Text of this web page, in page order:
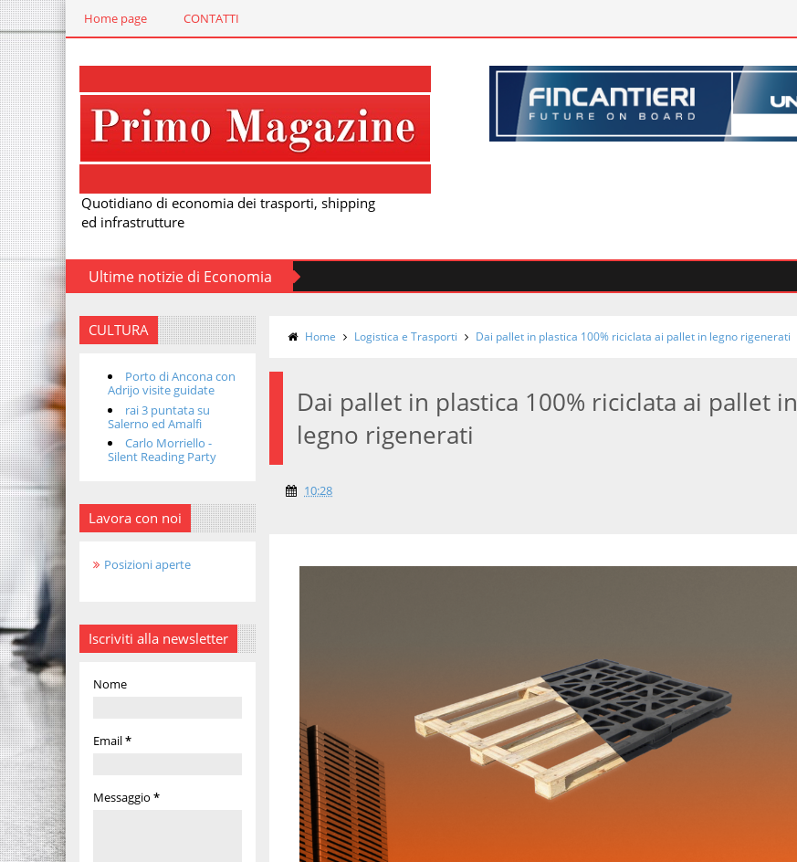
Home page CONTATTI
Quotidiano di economia dei trasporti, shipping
ed infrastrutture
Ultime notizie di Economia
CULTURA
Porto di Ancona con
Adrijo visite guidate
rai 3 puntata su
Salerno ed Amalfi
Carlo Morriello -
Silent Reading Party
Lavora con noi
Posizioni aperte
Iscriviti alla newsletter
Nome
Email*
Messaggio *
Home Logistica e Trasporti Dai pallet in plastica 100% riciclata ai pallet in legno rigenerati
Dai pallet in plastica 100% riciclata ai pallet in
legno rigenerati
10:28